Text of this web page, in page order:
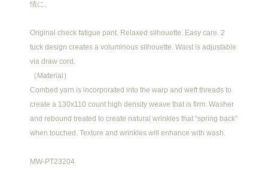
情に。
Original check fatigue pant. Relaxed silhouette. Easy care. 2
tuck design creates a voluminous silhouette. Waist is adjustable
via draw cord.
［Material］
Combed yarn is incorporated into the warp and weft threads to
create a 130x110 count high density weave that is firm. Washer
and rebound treated to create natural wrinkles that “spring back”
when touched. Texture and wrinkles will enhance with wash.
MW-PT23204